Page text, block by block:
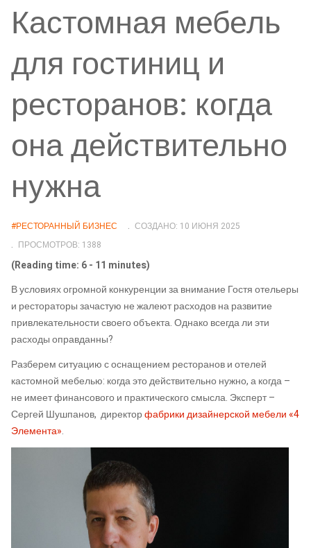
Кастомная мебель
для гостиниц и
ресторанов: когда
она действительно
нужна
#РЕСТОРАННЫЙ БИЗНЕС
СОЗДАНО: 10 ИЮНЯ 2025
ПРОСМОТРОВ: 1388
(Reading time: 6 - 11 minutes)
В условиях огромной конкуренции за внимание Гостя отельеры
и рестораторы зачастую не жалеют расходов на развитие
привлекательности своего объекта. Однако всегда ли эти
расходы оправданны?
Разберем ситуацию с оснащением ресторанов и отелей
кастомной мебелью: когда это действительно нужно, а когда –
не имеет финансового и практического смысла. Эксперт –
Сергей Шушпанов, директорфабрики дизайнерской мебели «4
Элемента».